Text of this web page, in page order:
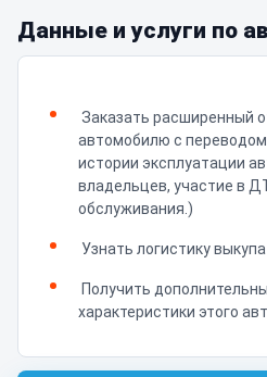
Данные и услуги по
Заказать расширенный
автомобилю с
истории эксплуатации
владельцев, участие в
обслуживания.)
Узнать логистику
Получить
характеристики этого